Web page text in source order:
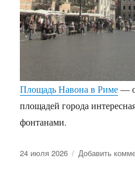
Площадь Навона в Риме—
площадей города
фонтанами.
Опубликовано
24 июля 2026 Добавить